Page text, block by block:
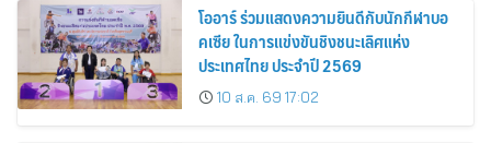
โออาร์ ร่วมแสดงความยินดีกับนักกีฬาบอ
คเซีย ในการแข่งขันชิงชนะเลิศแห่ง
ประเทศไทย ประจำปี 2569
10 ส.ค. 69 17:02